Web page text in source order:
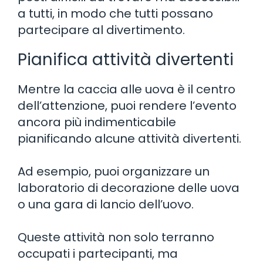
a tutti, in modo che tutti possano
partecipare al divertimento.
Pianifica attività divertenti
Mentre la caccia alle uova è il centro
dell’attenzione, puoi rendere l’evento
ancora più indimenticabile
pianificando alcune attività divertenti.
Ad esempio, puoi organizzare un
laboratorio di decorazione delle uova
o una gara di lancio dell’uovo.
Queste attività non solo terranno
occupati i partecipanti, ma